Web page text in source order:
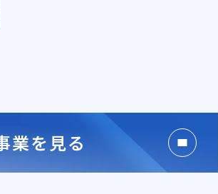
業を見る